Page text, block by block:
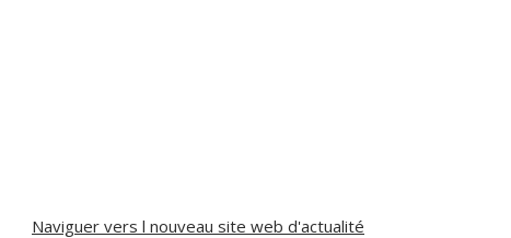
Naviguer vers l nouveau site web d'actualité